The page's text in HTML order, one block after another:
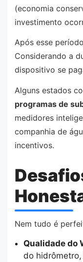
(economia
investimento
Após esse
Considerando a
dispositivo se
Alguns estados
programas de
medidores
companhia de
incentivos.
Nem tudo é
Qualidade do
do